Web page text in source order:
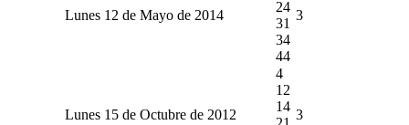
Lunes 12 de Mayo de 2014
24
31
34
44
3
Lunes 15 de Octubre de 2012
4
12
14
3